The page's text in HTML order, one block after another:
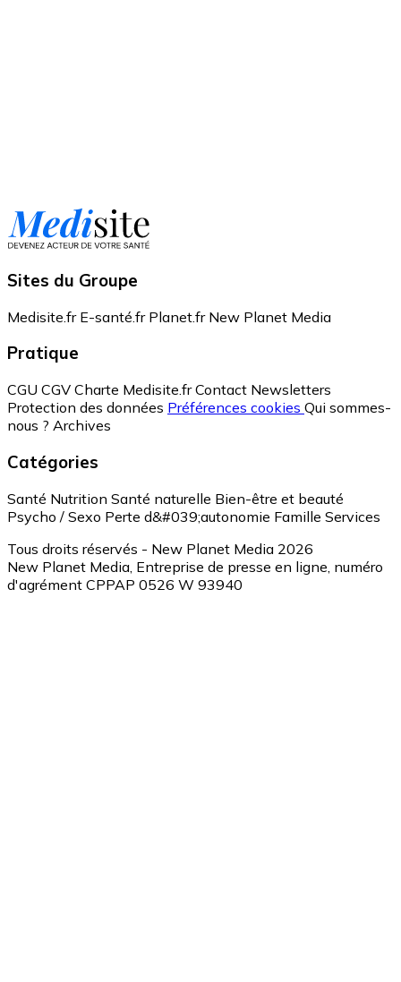
Sites du Groupe
Medisite.fr E-santé.fr Planet.fr New Planet Media
Pratique
CGU CGV Charte Medisite.fr Contact Newsletters
Protection des données Préférences cookies Qui sommes-
nous ? Archives
Catégories
Santé Nutrition Santé naturelle Bien-être et beauté
Psycho / Sexo Perte d&#039;autonomie Famille Services
Tous droits réservés - New Planet Media 2026
New Planet Media, Entreprise de presse en ligne, numéro
d'agrément CPPAP 0526 W 93940